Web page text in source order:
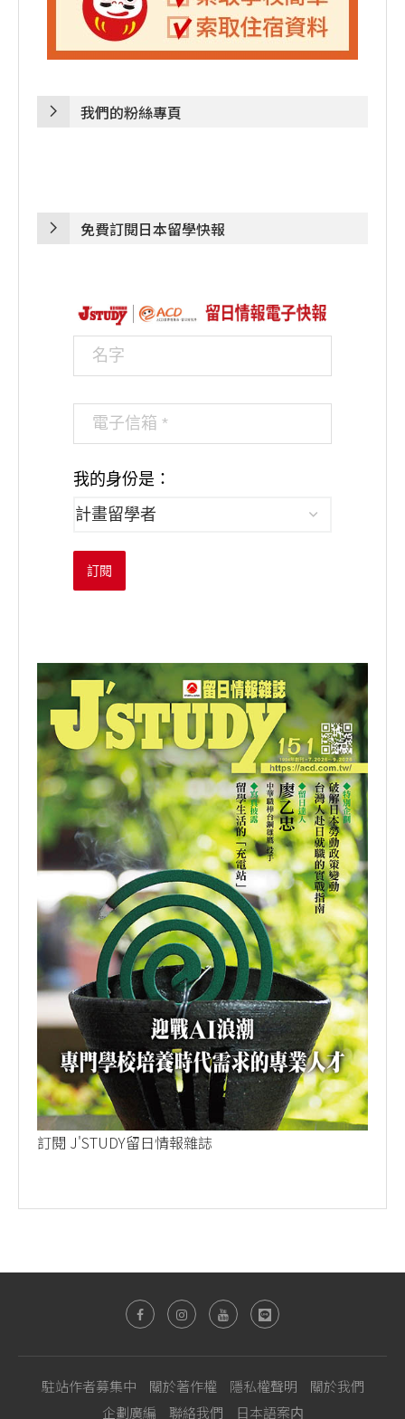
我們的粉絲專頁
免費訂閱日本留學快報
我的身份是：
訂閱
訂閱 J'STUDY留日情報雜誌
駐站作者募集中 關於著作權 隱私權聲明
關於我們
企劃廣編
聯絡我們 日本語案内